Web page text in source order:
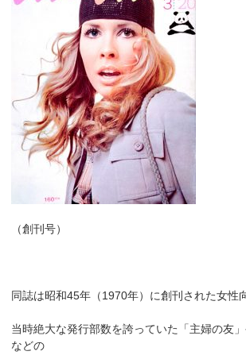
（創刊号）
同誌は昭和45年（1970年）に創刊された女性
当時絶大な発行部数を誇っていた「主婦の友」
などの